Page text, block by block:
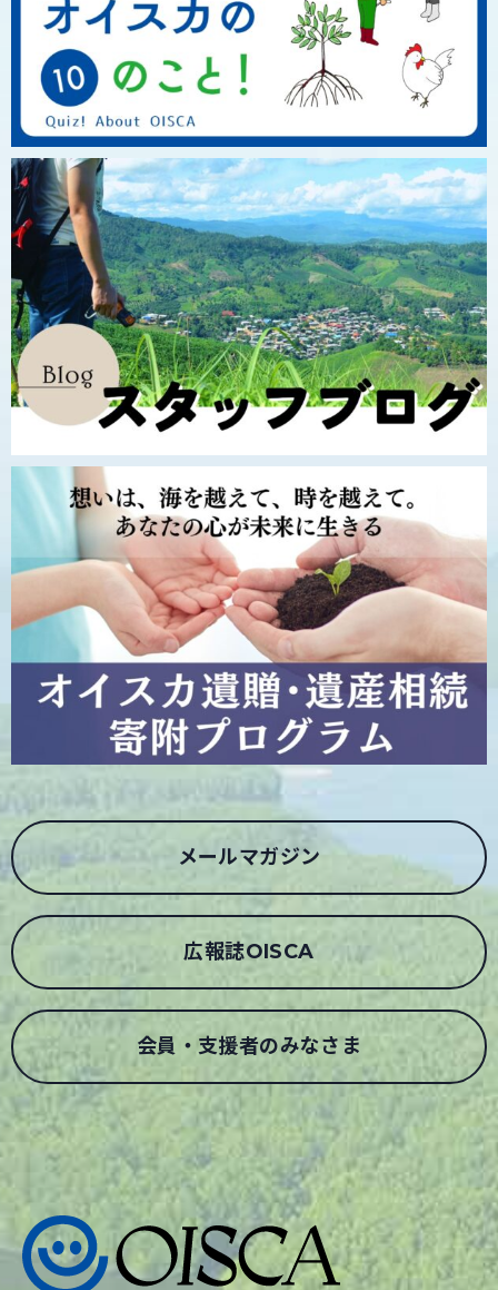
メールマガジン
広報誌OISCA
会員・支援者のみなさま